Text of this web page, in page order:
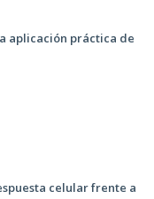
aplicación práctica de
celular frente a